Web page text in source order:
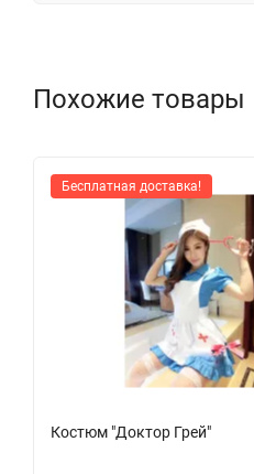
Похожие товары
Бесплатная доставка!
Костюм "Доктор Грей"